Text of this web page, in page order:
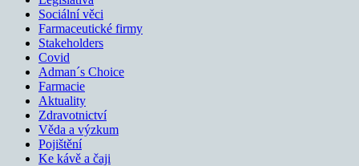
Sociální věci
Farmaceutické firmy
Stakeholders
Covid
Adman´s Choice
Farmacie
Aktuality
Zdravotnictví
Věda a výzkum
Pojištění
Ke kávě a čaji